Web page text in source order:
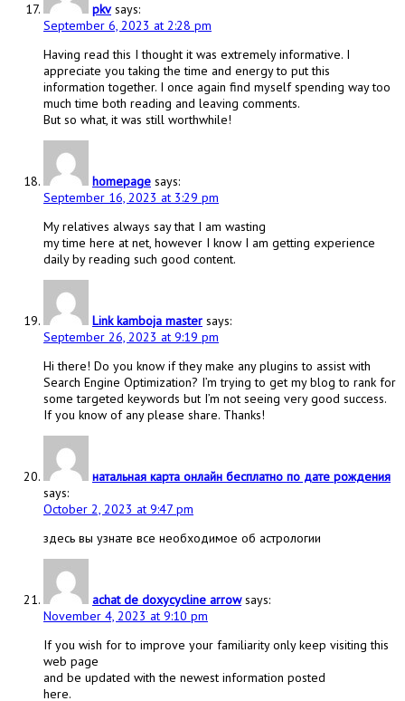
pkv says:
September 6, 2023 at 2:28 pm
Having read this I thought it was extremely informative. I
appreciate you taking the time and energy to put this
information together. I once again find myself spending way too
much time both reading and leaving comments.
But so what, it was still worthwhile!
homepage says:
September 16, 2023 at 3:29 pm
My relatives always say that I am wasting
my time here at net, however I know I am getting experience
daily by reading such good content.
Link kamboja master says:
September 26, 2023 at 9:19 pm
Hi there! Do you know if they make any plugins to assist with
Search Engine Optimization? I’m trying to get my blog to rank for
some targeted keywords but I’m not seeing very good success.
If you know of any please share. Thanks!
натальная карта онлайн бесплатно по дате рождения
says:
October 2, 2023 at 9:47 pm
здесь вы узнате все необходимое об астрологии
achat de doxycycline arrow says:
November 4, 2023 at 9:10 pm
If you wish for to improve your familiarity only keep visiting this
web page
and be updated with the newest information posted
here.